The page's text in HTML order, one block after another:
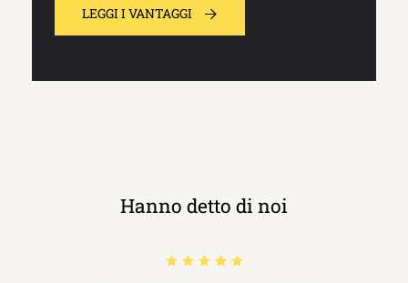
LEGGI I VANTAGGI
Hanno detto di noi